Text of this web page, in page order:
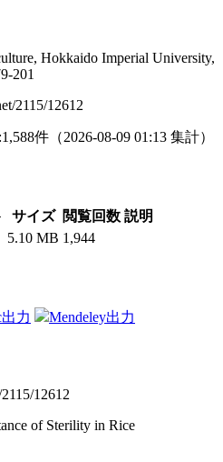
Hokkaido Imperial University,
201
2115/12612
1,588件 （2026-08-09 01:13 集計）
サイズ 閲覧回数 説明
5.10 MB 1,944
力 Mendeley出力
12612
of Sterility in Rice